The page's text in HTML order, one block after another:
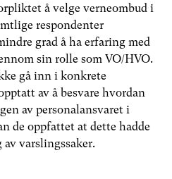
å velge verneombud i
respondenter
grad å ha erfaring med
sin rolle som VO/HVO.
gå inn i konkrete
av å besvare hvordan
av personalansvaret i
de oppfattet at dette hadde
varslingssaker.